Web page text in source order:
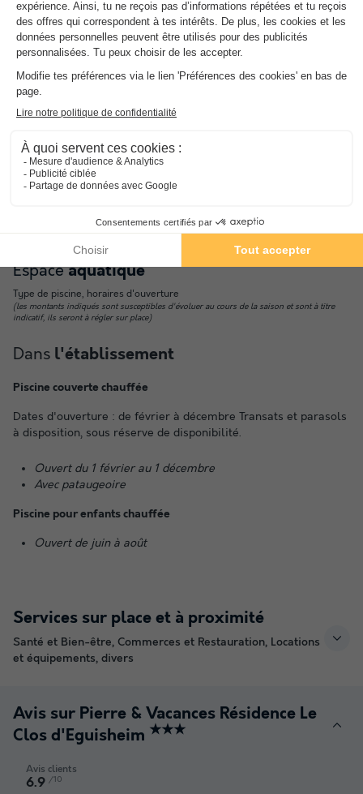
Animaux acceptés.
Le nombre maximum d'animaux autorisés est indiqué dans les
détails de l'hébergement concerné.
Informations pratiques
Chargeur de voiture électrique
Réception
Nombre d'emplacement dans le camping :
emplacements
Espaceaquatique
Type de piscine, horaires d'ouverture
(les montants indiqués sont susceptibles d'évoluer au cours de la saison et sont à titre
indicatif, ils seront à régler sur place)
Dans l'établissement
Piscine couverte chauffée
Dates d'ouverture : de février à décembre Transats et parasols
à disposition, sous réserve de disponibilité.
Ouvert du 1 février au 1 décembre
Avec pataugeoire
Piscine pour enfants chauffée
Ouvert de juin à août
Services sur place et à proximité
Santé et Bien-être, Commerces et Restauration, Locations
et équipements, divers
Avis sur Pierre & Vacances Résidence Le
Clos d'Eguisheim ★★★
Avis clients
6.9 /10